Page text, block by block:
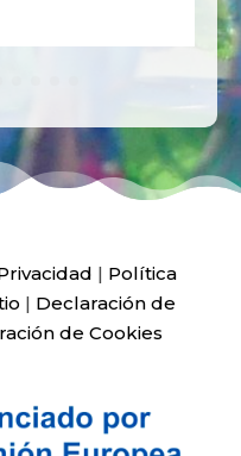
| Política
| Declaración de
de Cookies